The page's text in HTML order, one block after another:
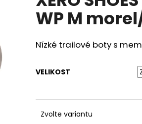
je
0,0
z
hvězdiček.
WP M
Nízké trailové boty s
VELIKOST
Zvolte variantuSUEDE